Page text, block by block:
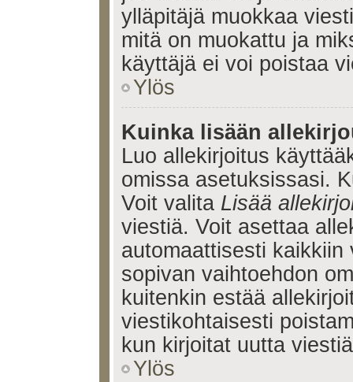
ylläpitäjä muokkaa
mitä on muokattu ja
käyttäjä ei voi poistaa
Ylös
Kuinka lisään
Luo allekirjoitus
omissa asetuksissasi.
Voit valita Lisää
viestiä. Voit asettaa
automaattisesti
sopivan vaihtoehdon
kuitenkin estää
viestikohtaisesti
kun kirjoitat uutta
Ylös